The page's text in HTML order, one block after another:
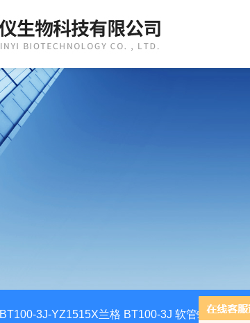
BT100-3J-YZ1515X兰格 BT100-3J 软管蠕动泵